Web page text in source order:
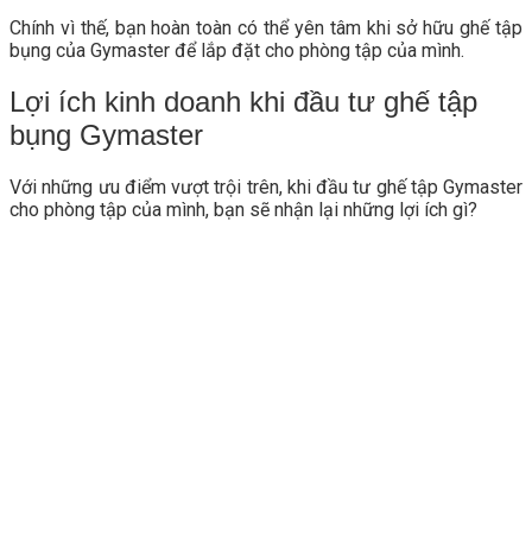
Chính vì thế, bạn hoàn toàn có thể yên tâm khi sở hữu ghế tập
bụng của Gymaster để lắp đặt cho phòng tập của mình.
Lợi ích kinh doanh khi đầu tư ghế tập
bụng Gymaster
Với những ưu điểm vượt trội trên, khi đầu tư ghế tập Gymaster
cho phòng tập của mình, bạn sẽ nhận lại những lợi ích gì?